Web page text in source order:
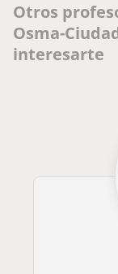
Otros
Osma-
interesarte